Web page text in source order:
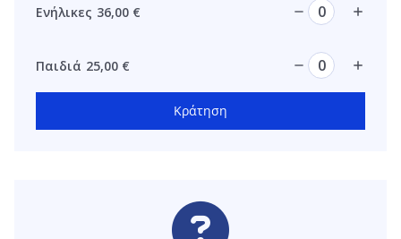
Ενήλικες 36,00 €
Παιδιά 25,00 €
Κράτηση